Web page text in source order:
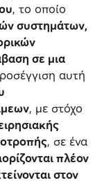
, το οποίο
συστημάτων,
σε μια
αυτή
, με στόχο
, σε ένα
πλέον
στον